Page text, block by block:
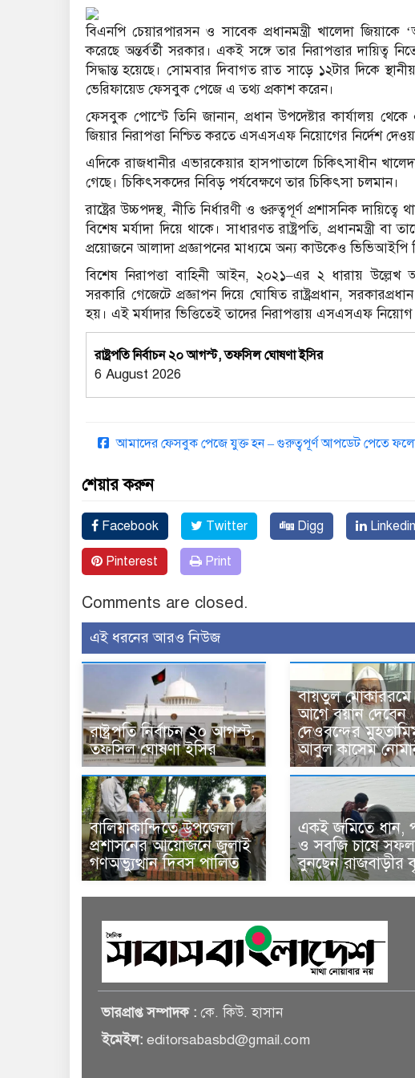
বিএনপি চেয়ারপারসন ও সাবেক প্রধানমন্ত্রী খালেদা জিয়াকে
করেছে অন্তর্বর্তী সরকার। একই সঙ্গে তার নিরাপত্তার
সিদ্ধান্ত হয়েছে। সোমবার দিবাগত রাত সাড়ে ১২টার দিকে
ভেরিফায়েড ফেসবুক পেজে এ তথ্য প্রকাশ করেন।
ফেসবুক পোস্টে তিনি জানান, প্রধান উপদেষ্টার কার্যালয় থেকে
জিয়ার নিরাপত্তা নিশ্চিত করতে এসএসএফ নিয়োগের নির্দেশ
এদিকে রাজধানীর এভারকেয়ার হাসপাতালে চিকিৎসাধীন
গেছে। চিকিৎসকদের নিবিড় পর্যবেক্ষণে তার চিকিৎসা চলমান।
রাষ্ট্রের উচ্চপদস্থ, নীতি নির্ধারণী ও গুরুত্বপূর্ণ প্রশাসনিক
বিশেষ মর্যাদা দিয়ে থাকে। সাধারণত রাষ্ট্রপতি, প্রধানমন্ত্রী
প্রয়োজনে আলাদা প্রজ্ঞাপনের মাধ্যমে অন্য কাউকেও ভিভিআইপি
বিশেষ নিরাপত্তা বাহিনী আইন, ২০২১–এর ২ ধারায়
সরকারি গেজেটে প্রজ্ঞাপন দিয়ে ঘোষিত রাষ্ট্রপ্রধান,
হয়। এই মর্যাদার ভিত্তিতেই তাদের নিরাপত্তায় এসএসএফ
রাষ্ট্রপতি নির্বাচন ২০ আগস্ট, তফসিল ঘোষণা ইসির
6 August 2026
আমাদের ফেসবুক পেজে যুক্ত হন – গুরুত্বপূর্ণ আপডেট পেতে
শেয়ার করুন
Facebook Twitter Digg Linkedin
Pinterest Print
Comments are closed.
এই ধরনের আরও নিউজ
রাষ্ট্রপতি নির্বাচন ২০ আগস্ট,
তফসিল ঘোষণা ইসির
বায়তুল
আগে বয়ান দেবেন
দেওবন্দের
আবুল কাসেম
বালিয়াকান্দিতে উপজেলা
প্রশাসনের আয়োজনে জুলাই
গণঅভ্যুত্থান দিবস পালিত
একই জমিতে ধান,
ও সবজি চাষে
বুনছেন রাজবাড়ীর
ভারপ্রাপ্ত সম্পাদক : কে. কিউ. হাসান
ইমেইল: editorsabasbd@gmail.com